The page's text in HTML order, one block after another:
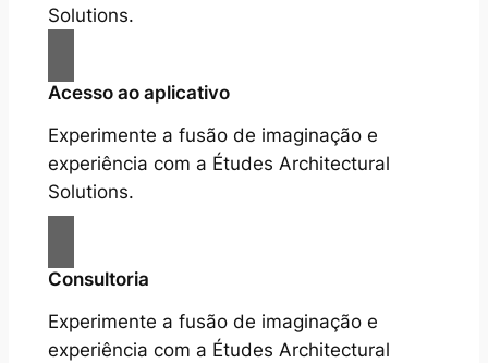
Solutions.
Acesso ao aplicativo
Experimente a fusão de imaginação e
experiência com a Études Architectural
Solutions.
Consultoria
Experimente a fusão de imaginação e
experiência com a Études Architectural